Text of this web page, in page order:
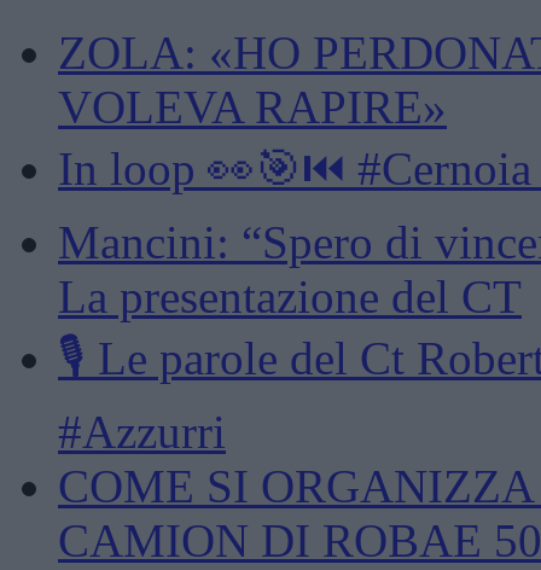
ZOLA: «HO
VOLEVA RAPIRE»
In loop 👀🎯⏮️ #Cernoia
Mancini: “Spero di
La presentazione del CT
🎙️ Le parole del Ct
#Azzurri
COME SI
CAMION DI ROBAE